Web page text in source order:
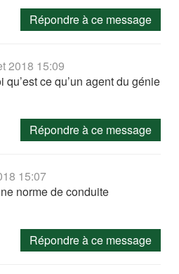
Répondre à ce message
2018 15:09
ce qu’un agent du génie
Répondre à ce message
15:07
norme de conduite
Répondre à ce message